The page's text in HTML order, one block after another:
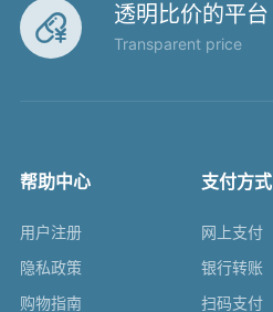
 透明比价的平台
Transparent price
帮助中心
用户注册
隐私政策
购物指南
支付方式
网上支付
银行转账
扫码支付